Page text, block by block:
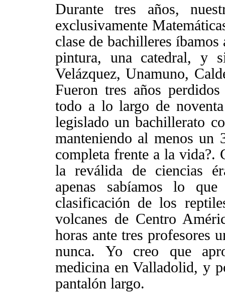
Durante tres años,
exclusivamente
clase de bachilleres
pintura, una catedral, y
Velázquez, Unamuno,
Fueron tres años
todo a lo largo de
legislado un bachillerato
manteniendo al menos un
completa frente a la vida?.
la reválida de ciencias
apenas sabíamos lo
clasificación de los
volcanes de Centro
horas ante tres profesores
nunca. Yo creo que
medicina en Valladolid, y
pantalón largo.